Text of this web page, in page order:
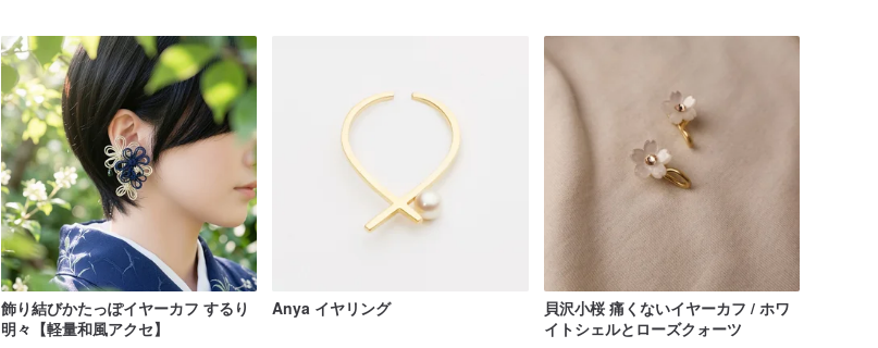
飾り結びかたっぽイヤーカフ するり
明々【軽量和風アクセ】
Anya イヤリング
貝沢小桜 痛くないイヤーカフ / ホワ
イトシェルとローズクォーツ